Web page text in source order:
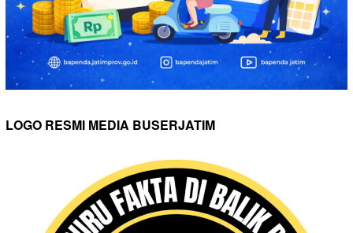
LOGO RESMI MEDIA BUSERJATIM